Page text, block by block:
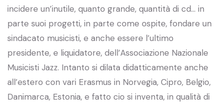
incidere un’inutile, quanto grande, quantità di cd… in
parte suoi progetti, in parte come ospite, fondare un
sindacato musicisti, e anche essere l’ultimo
presidente, e liquidatore, dell’Associazione Nazionale
Musicisti Jazz. Intanto si dilata didatticamente anche
all’estero con vari Erasmus in Norvegia, Cipro, Belgio,
Danimarca, Estonia, e fatto cio si inventa, in qualità di